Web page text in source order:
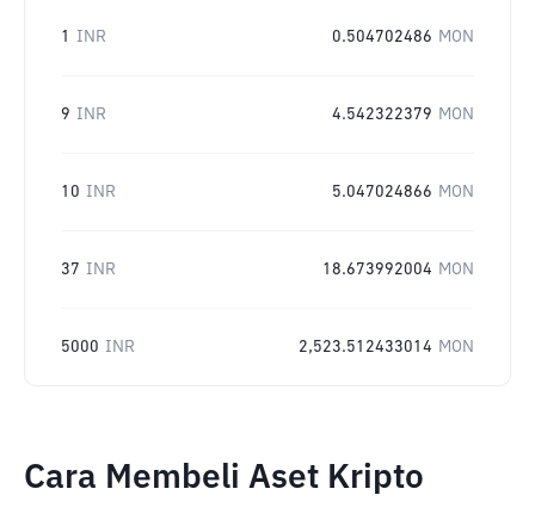
1 INR 0.504702486 MON
9 INR 4.542322379 MON
10 INR 5.047024866 MON
37 INR 18.673992004 MON
5000 INR 2,523.512433014 MON
Cara Membeli Aset Kripto